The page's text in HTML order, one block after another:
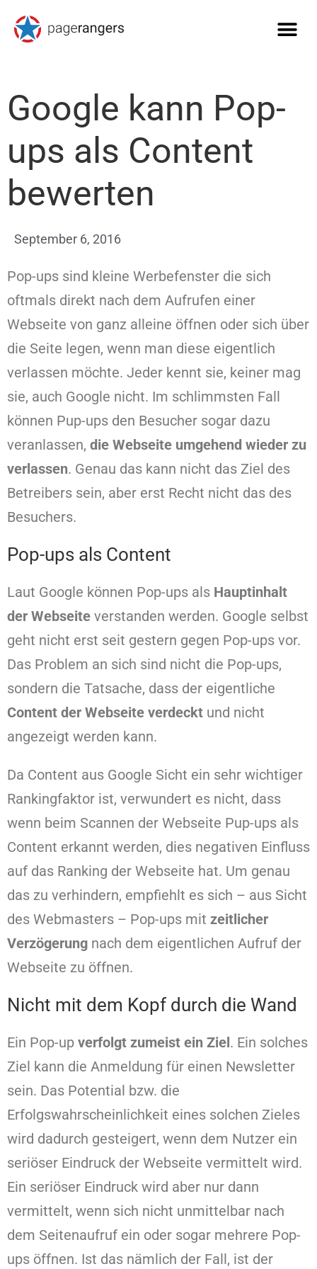
Google kann Pop-
ups als Content
bewerten
September 6, 2016
Pop-ups sind kleine Werbefenster die sich
oftmals direkt nach dem Aufrufen einer
Webseite von ganz alleine öffnen oder sich über
die Seite legen, wenn man diese eigentlich
verlassen möchte. Jeder kennt sie, keiner mag
sie, auch Google nicht. Im schlimmsten Fall
können Pup-ups den Besucher sogar dazu
veranlassen, die Webseite umgehend wieder zu
verlassen. Genau das kann nicht das Ziel des
Betreibers sein, aber erst Recht nicht das des
Besuchers.
Pop-ups als Content
Laut Google können Pop-ups als Hauptinhalt
der Webseite verstanden werden. Google selbst
geht nicht erst seit gestern gegen Pop-ups vor.
Das Problem an sich sind nicht die Pop-ups,
sondern die Tatsache, dass der eigentliche
Content der Webseite verdeckt und nicht
angezeigt werden kann.
Da Content aus Google Sicht ein sehr wichtiger
Rankingfaktor ist, verwundert es nicht, dass
wenn beim Scannen der Webseite Pup-ups als
Content erkannt werden, dies negativen Einfluss
auf das Ranking der Webseite hat. Um genau
das zu verhindern, empfiehlt es sich – aus Sicht
des Webmasters – Pop-ups mit zeitlicher
Verzögerung nach dem eigentlichen Aufruf der
Webseite zu öffnen.
Nicht mit dem Kopf durch die Wand
Ein Pop-up verfolgt zumeist ein Ziel. Ein solches
Ziel kann die Anmeldung für einen Newsletter
sein. Das Potential bzw. die
Erfolgswahrscheinlichkeit eines solchen Zieles
wird dadurch gesteigert, wenn dem Nutzer ein
seriöser Eindruck der Webseite vermittelt wird.
Ein seriöser Eindruck wird aber nur dann
vermittelt, wenn sich nicht unmittelbar nach
dem Seitenaufruf ein oder sogar mehrere Pop-
ups öffnen. Ist das nämlich der Fall, ist der